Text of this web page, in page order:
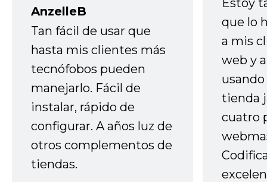
AnzelleB
Tan fácil de usar que
hasta mis clientes más
tecnófobos pueden
manejarlo. Fácil de
instalar, rápido de
configurar. A años luz de
otros complementos de
tiendas.
Estoy
que lo
a mis
web y
tienda
cuatro